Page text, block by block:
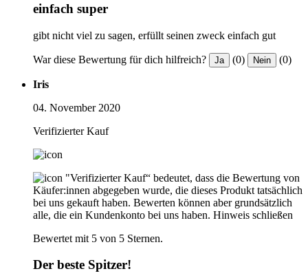
einfach super
gibt nicht viel zu sagen, erfüllt seinen zweck einfach gut
War diese Bewertung für dich hilfreich? Ja (0) Nein (0)
Iris
04. November 2020
Verifizierter Kauf
"Verifizierter Kauf“ bedeutet, dass die Bewertung von
Käufer:innen abgegeben wurde, die dieses Produkt tatsächlich
bei uns gekauft haben. Bewerten können aber grundsätzlich
alle, die ein Kundenkonto bei uns haben. Hinweis schließen
Bewertet mit 5 von 5 Sternen.
Der beste Spitzer!